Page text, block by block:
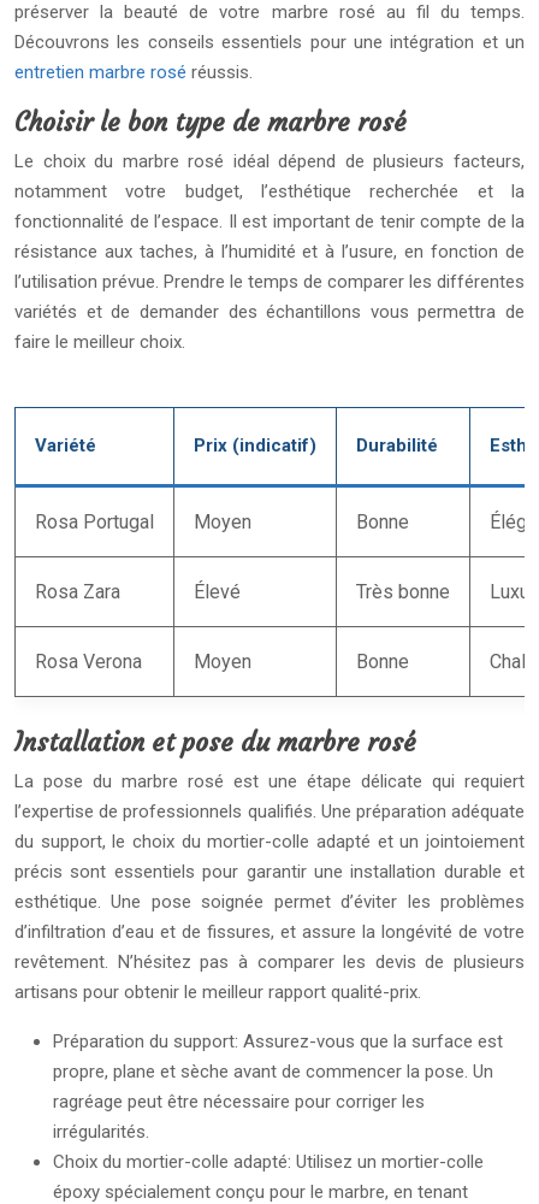
préserver la beauté de votre marbre rosé au fil du temps.
Découvrons les conseils essentiels pour une intégration et un
entretien marbre rosé réussis.
Choisir le bon type de marbre rosé
Le choix du marbre rosé idéal dépend de plusieurs facteurs,
notamment votre budget, l’esthétique recherchée et la
fonctionnalité de l’espace. Il est important de tenir compte de la
résistance aux taches, à l’humidité et à l’usure, en fonction de
l’utilisation prévue. Prendre le temps de comparer les différentes
variétés et de demander des échantillons vous permettra de
faire le meilleur choix.
Variété Prix (indicatif) Durabilité
Rosa Portugal Moyen Bonne
Rosa Zara Élevé Très bonne
Rosa Verona Moyen Bonne
Installation et pose du marbre rosé
La pose du marbre rosé est une étape délicate qui requiert
l’expertise de professionnels qualifiés. Une préparation adéquate
du support, le choix du mortier-colle adapté et un jointoiement
précis sont essentiels pour garantir une installation durable et
esthétique. Une pose soignée permet d’éviter les problèmes
d’infiltration d’eau et de fissures, et assure la longévité de votre
revêtement. N’hésitez pas à comparer les devis de plusieurs
artisans pour obtenir le meilleur rapport qualité-prix.
Préparation du support: Assurez-vous que la surface est
propre, plane et sèche avant de commencer la pose. Un
ragréage peut être nécessaire pour corriger les
irrégularités.
Choix du mortier-colle adapté: Utilisez un mortier-colle
époxy spécialement conçu pour le marbre, en tenant